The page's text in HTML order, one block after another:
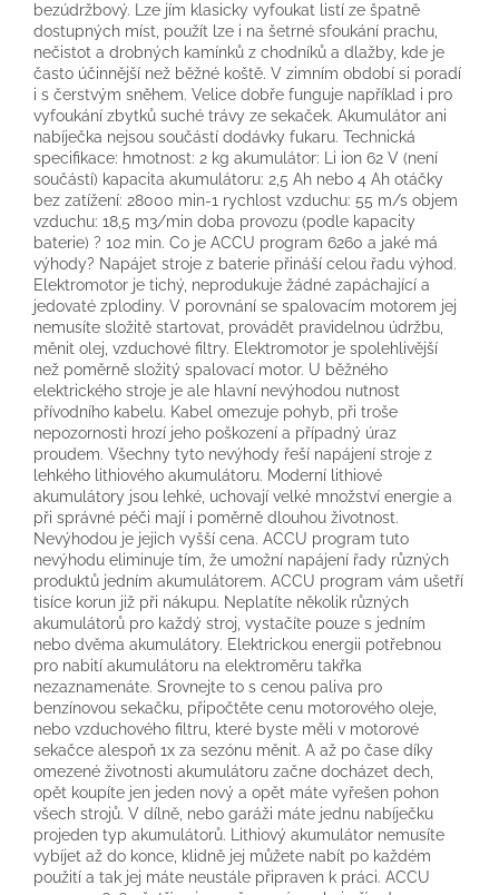
bezúdržbový. Lze jím klasicky vyfoukat listí ze špatně
dostupných míst, použít lze i na šetrné sfoukání prachu,
nečistot a drobných kamínků z chodníků a dlažby, kde je
často účinnější než běžné koště. V zimním období si poradí
i s čerstvým sněhem. Velice dobře funguje například i pro
vyfoukání zbytků suché trávy ze sekaček. Akumulátor ani
nabíječka nejsou součástí dodávky fukaru. Technická
specifikace: hmotnost: 2 kg akumulátor: Li ion 62 V (není
součástí) kapacita akumulátoru: 2,5 Ah nebo 4 Ah otáčky
bez zatížení: 28000 min-1 rychlost vzduchu: 55 m/s objem
vzduchu: 18,5 m3/min doba provozu (podle kapacity
baterie) ? 102 min. Co je ACCU program 6260 a jaké má
výhody? Napájet stroje z baterie přináší celou řadu výhod.
Elektromotor je tichý, neprodukuje žádné zapáchající a
jedovaté zplodiny. V porovnání se spalovacím motorem jej
nemusíte složitě startovat, provádět pravidelnou údržbu,
měnit olej, vzduchové filtry. Elektromotor je spolehlivější
než poměrně složitý spalovací motor. U běžného
elektrického stroje je ale hlavní nevýhodou nutnost
přívodního kabelu. Kabel omezuje pohyb, při troše
nepozornosti hrozí jeho poškození a případný úraz
proudem. Všechny tyto nevýhody řeší napájení stroje z
lehkého lithiového akumulátoru. Moderní lithiové
akumulátory jsou lehké, uchovají velké množství energie a
při správné péči mají i poměrně dlouhou životnost.
Nevýhodou je jejich vyšší cena. ACCU program tuto
nevýhodu eliminuje tím, že umožní napájení řady různých
produktů jedním akumulátorem. ACCU program vám ušetří
tisíce korun již při nákupu. Neplatíte několik různých
akumulátorů pro každý stroj, vystačíte pouze s jedním
nebo dvěma akumulátory. Elektrickou energii potřebnou
pro nabití akumulátoru na elektroměru takřka
nezaznamenáte. Srovnejte to s cenou paliva pro
benzínovou sekačku, připočtěte cenu motorového oleje,
nebo vzduchového filtru, které byste měli v motorové
sekačce alespoň 1x za sezónu měnit. A až po čase díky
omezené životnosti akumulátoru začne docházet dech,
opět koupíte jen jeden nový a opět máte vyřešen pohon
všech strojů. V dílně, nebo garáži máte jednu nabíječku
projeden typ akumulátorů. Lithiový akumulátor nemusíte
vybíjet až do konce, klidně jej můžete nabít po každém
použití a tak jej máte neustále připraven k práci. ACCU